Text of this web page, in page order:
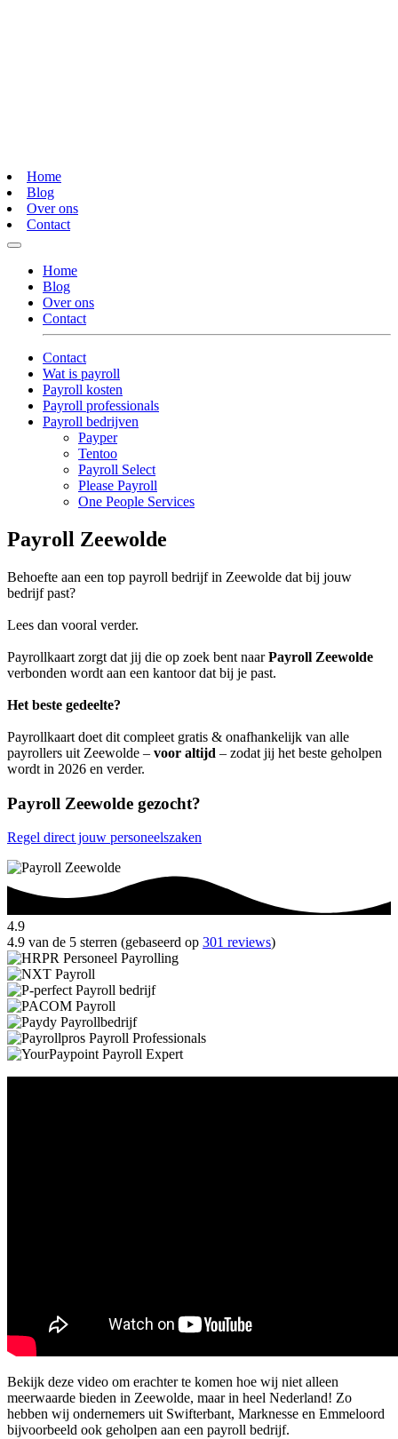
Home
Blog
Over ons
Contact
Home
Blog
Over ons
Contact
Contact
Wat is payroll
Payroll kosten
Payroll professionals
Payroll bedrijven
Payper
Tentoo
Payroll Select
Please Payroll
One People Services
Payroll Zeewolde
Behoefte aan een top payroll bedrijf in Zeewolde dat bij jouw
bedrijf past?
Lees dan vooral verder.
Payrollkaart zorgt dat jij die op zoek bent naarPayroll Zeewolde
verbonden wordt aan een kantoor dat bij je past.
Het beste gedeelte?
Payrollkaart doet dit compleet gratis & onafhankelijk van alle
payrollers uit Zeewolde – voor altijd – zodat jij het beste geholpen
wordt in 2026 en verder.
Payroll Zeewolde gezocht?
Regel direct jouw personeelszaken
4.9
4.9 van de 5 sterren (gebaseerd op 301 reviews)
Bekijk deze video om erachter te komen hoe wij niet alleen
meerwaarde bieden in Zeewolde, maar in heel Nederland! Zo
hebben wij ondernemers uit Swifterbant, Marknesse en Emmeloord
bijvoorbeeld ook geholpen aan een payroll bedrijf.